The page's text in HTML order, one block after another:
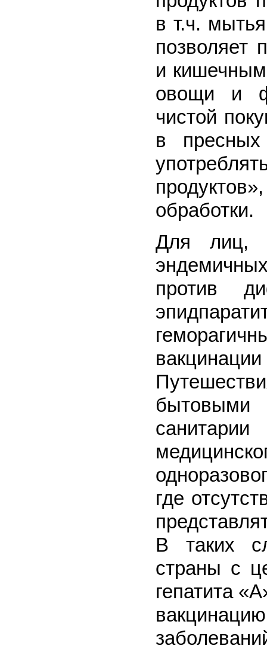
в т.ч.
позволяет
и
овощи и
чистой
в
обработки.
Для лиц,
против
бытовыми
где
В таких
страны с
гепатита